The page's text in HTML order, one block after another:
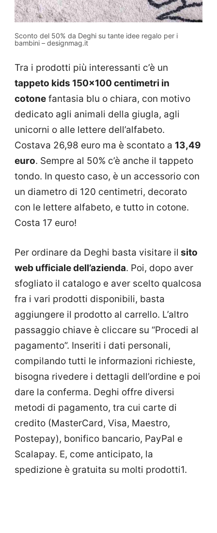
Sconto del 50% da Deghi su tante idee regalo per i
bambini – designmag.it
Tra i prodotti più interessanti c’è un
tappeto kids 150×100 centimetri in
cotone fantasia blu o chiara, con motivo
dedicato agli animali della giugla, agli
unicorni o alle lettere dell’alfabeto.
Costava 26,98 euro ma è scontato a 13,49
euro. Sempre al 50% c’è anche il tappeto
tondo. In questo caso, è un accessorio con
un diametro di 120 centimetri, decorato
con le lettere alfabeto, e tutto in cotone.
Costa 17 euro!
Per ordinare da Deghi basta visitare il sito
web ufficiale dell’azienda. Poi, dopo aver
sfogliato il catalogo e aver scelto qualcosa
fra i vari prodotti disponibili, basta
aggiungere il prodotto al carrello. L’altro
passaggio chiave è cliccare su “Procedi al
pagamento”. Inseriti i dati personali,
compilando tutti le informazioni richieste,
bisogna rivedere i dettagli dell’ordine e poi
dare la conferma. Deghi offre diversi
metodi di pagamento, tra cui carte di
credito (MasterCard, Visa, Maestro,
Postepay), bonifico bancario, PayPal e
Scalapay. E, come anticipato, la
spedizione è gratuita su molti prodotti1.